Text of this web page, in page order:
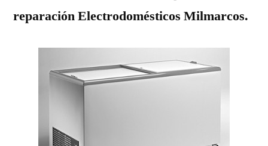
reparación Electrodomésticos Milmarcos.